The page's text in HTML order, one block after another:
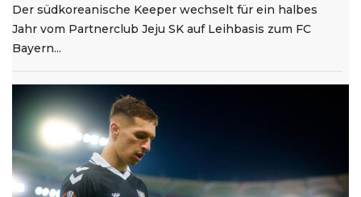
Der südkoreanische Keeper wechselt für ein halbes
Jahr vom Partnerclub Jeju SK auf Leihbasis zum FC
Bayern...